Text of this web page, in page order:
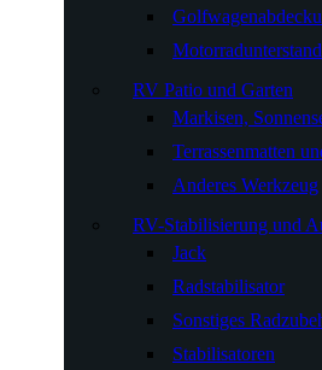
Motorradunterstand
RV Patio und Garten
Markisen,
Terrassenmatten
Anderes Werkzeug
RV-Stabilisierung und
Jack
Radstabilisator
Sonstiges
Stabilisatoren